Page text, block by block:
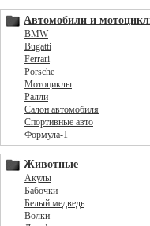
Автомобили и
BMW
Bugatti
Ferrari
Porsche
Мотоциклы
Ралли
Салон автомобиля
Спортивные авто
Формула-1
Животные
Акулы
Бабочки
Белый медведь
Волки